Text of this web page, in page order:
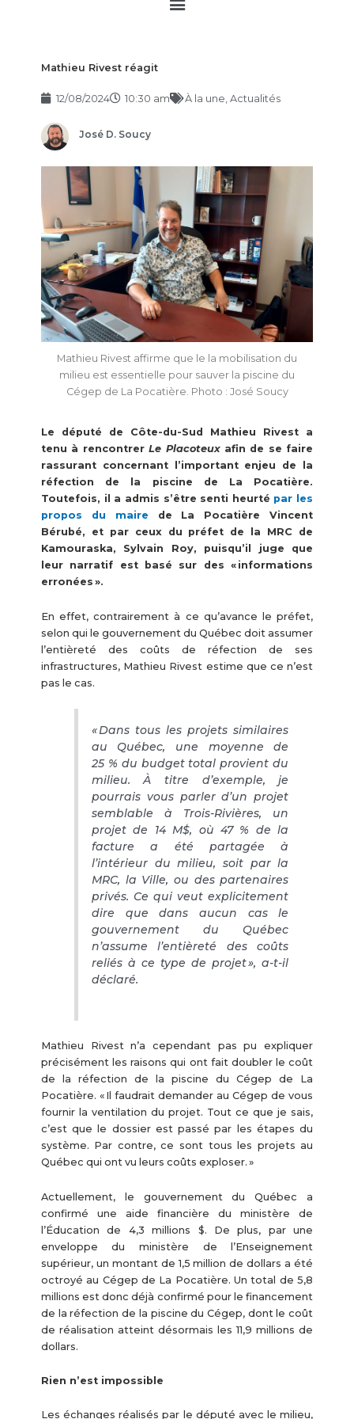
Mathieu Rivest réagit
12/08/2024 10:30 am À la une Actualités
José D. Soucy
Mathieu Rivest affirme que le la mobilisation du
milieu est essentielle pour sauver la piscine du
Cégep de La Pocatière. Photo : José Soucy
Le député de Côte-du-Sud Mathieu Rivest a
tenu à rencontrerLe Placoteuxafin de se faire
rassurant concernant l’important enjeu de la
réfection de la piscine de La Pocatière.
Toutefois, il a admis s’être senti heurté par les
propos du maire de La Pocatière Vincent
Bérubé, et par ceux du préfet de la MRC de
Kamouraska, Sylvain Roy, puisqu’il juge que
leur narratif est basé sur des « informations
erronées ».
En effet, contrairement à ce qu’avance le préfet,
selon qui le gouvernement du Québec doit assumer
l’entièreté des coûts de réfection de ses
infrastructures, Mathieu Rivest estime que ce n’est
pas le cas.
« Dans tous les projets similaires
au Québec, une moyenne de
25 % du budget total provient du
milieu. À titre d’exemple, je
pourrais vous parler d’un projet
semblable à Trois-Rivières, un
projet de 14 M$, où 47 % de la
facture a été partagée à
l’intérieur du milieu, soit par la
MRC, la Ville, ou des partenaires
privés. Ce qui veut explicitement
dire que dans aucun cas le
gouvernement du Québec
n’assume l’entièreté des coûts
reliés à ce type de projet », a-t-il
déclaré.
Mathieu Rivest n’a cependant pas pu expliquer
précisément les raisons qui ont fait doubler le coût
de la réfection de la piscine du Cégep de La
Pocatière. « Il faudrait demander au Cégep de vous
fournir la ventilation du projet. Tout ce que je sais,
c’est que le dossier est passé par les étapes du
système. Par contre, ce sont tous les projets au
Québec qui ont vu leurs coûts exploser. »
Actuellement, le gouvernement du Québec a
confirmé une aide financière du ministère de
l’Éducation de 4,3 millions $. De plus, par une
enveloppe du ministère de l’Enseignement
supérieur, un montant de 1,5 million de dollars a été
octroyé au Cégep de La Pocatière. Un total de 5,8
millions est donc déjà confirmé pour le financement
de la réfection de la piscine du Cégep, dont le coût
de réalisation atteint désormais les 11,9 millions de
dollars.
Rien n’est impossible
Les échanges réalisés par le député avec le milieu,